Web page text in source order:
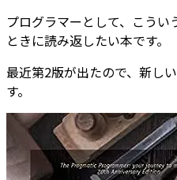
プログラマーとして、こう
ときに読み返したい本です。
最近第2版が出たので、新し
す。